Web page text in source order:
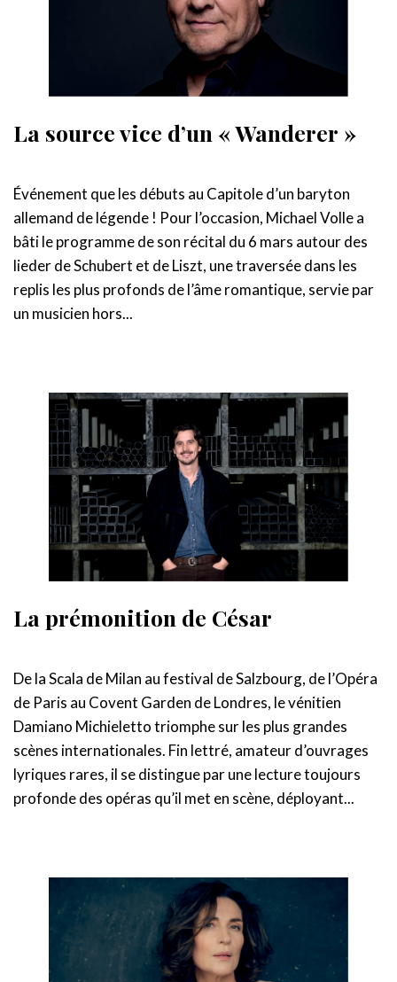
La source vice d’un « Wanderer »
Événement que les débuts au Capitole d’un baryton
allemand de légende ! Pour l’occasion, Michael Volle a
bâti le programme de son récital du 6 mars autour des
lieder de Schubert et de Liszt, une traversée dans les
replis les plus profonds de l’âme romantique, servie par
un musicien hors...
La prémonition de César
De la Scala de Milan au festival de Salzbourg, de l’Opéra
de Paris au Covent Garden de Londres, le vénitien
Damiano Michieletto triomphe sur les plus grandes
scènes internationales. Fin lettré, amateur d’ouvrages
lyriques rares, il se distingue par une lecture toujours
profonde des opéras qu’il met en scène, déployant...